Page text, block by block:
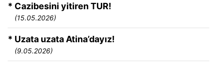
* Cazibesini yitiren TUR!
(15.05.2026)
* Uzata uzata Atina’dayız!
(9.05.2026)